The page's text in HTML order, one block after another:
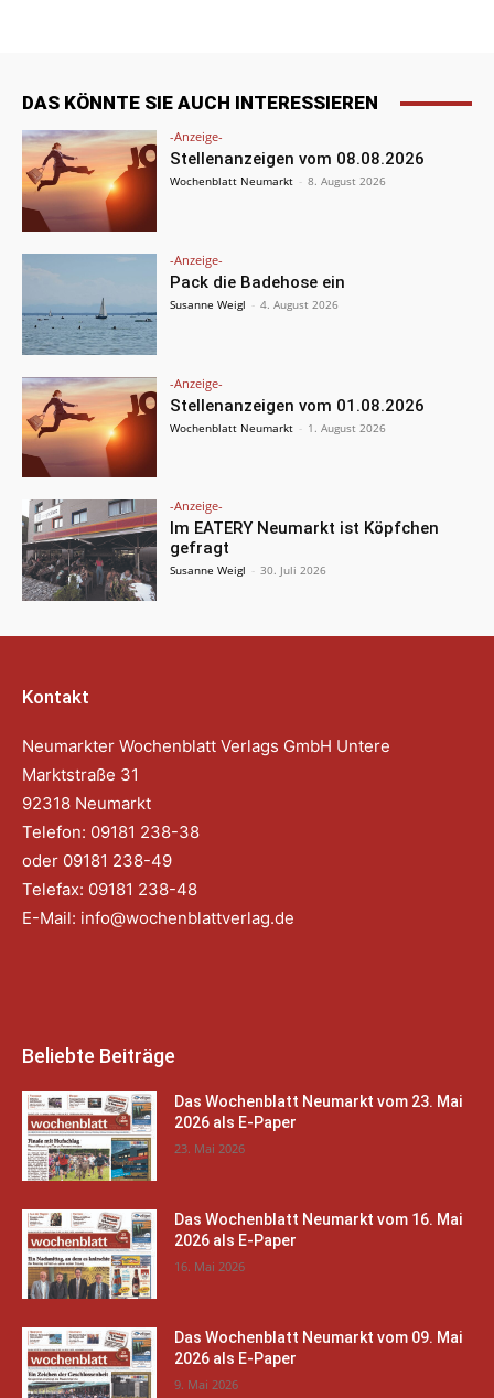
DAS KÖNNTE SIE AUCH INTERESSIEREN
-Anzeige-
Stellenanzeigen vom 08.08.2026
Wochenblatt Neumarkt - 8. August 2026
-Anzeige-
Pack die Badehose ein
Susanne Weigl - 4. August 2026
-Anzeige-
Stellenanzeigen vom 01.08.2026
Wochenblatt Neumarkt - 1. August 2026
-Anzeige-
Im EATERY Neumarkt ist Köpfchen
gefragt
Susanne Weigl - 30. Juli 2026
Kontakt
Neumarkter Wochenblatt Verlags GmbH Untere
Marktstraße 31
92318 Neumarkt
Telefon: 09181 238-38
oder 09181 238-49
Telefax: 09181 238-48
E-Mail: info@wochenblattverlag.de
Beliebte Beiträge
Das Wochenblatt Neumarkt vom 23. Mai
2026 als E-Paper
23. Mai 2026
Das Wochenblatt Neumarkt vom 16. Mai
2026 als E-Paper
16. Mai 2026
Das Wochenblatt Neumarkt vom 09. Mai
2026 als E-Paper
9. Mai 2026